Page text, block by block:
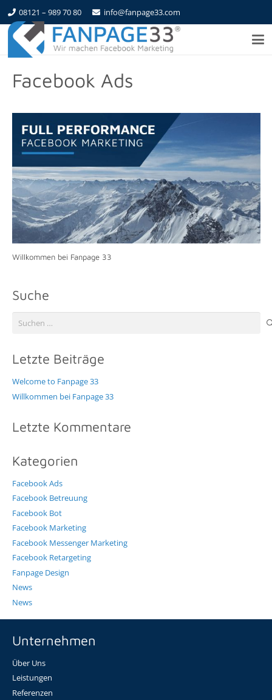
08121 – 989 70 80 info@fanpage33.com
Facebook Ads
Willkommen bei Fanpage 33
Suche
Suche
Letzte Beiträge
Welcome to Fanpage 33
Willkommen bei Fanpage 33
Letzte Kommentare
Kategorien
Facebook Ads
Facebook Betreuung
Facebook Bot
Facebook Marketing
Facebook Messenger Marketing
Facebook Retargeting
Fanpage Design
News
News
Unternehmen
Über Uns
Leistungen
Referenzen